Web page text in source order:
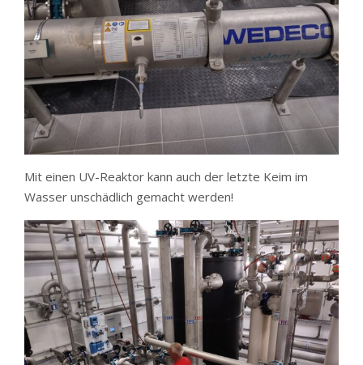
Mit einen UV-Reaktor kann auch der letzte Keim im
Wasser unschädlich gemacht werden!